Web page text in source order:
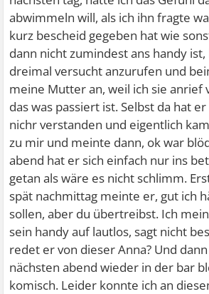
abwimmeln will, als ich ihn fragte
kurz bescheid gegeben hat wie
dann nicht zumindest ans handy ist,
dreimal versucht anzurufen und
meine Mutter an, weil ich sie anrief
das was passiert ist. Selbst da hat
nichr verstanden und eigentlich
zu mir und meinte dann, ok war
abend hat er sich einfach nur ins
getan als wäre es nicht schlimm.
spät nachmittag meinte er, gut ich
sollen, aber du übertreibst. Ich
sein handy auf lautlos, sagt nicht
redet er von dieser Anna? Und
nächsten abend wieder in der bar
komisch. Leider konnte ich an